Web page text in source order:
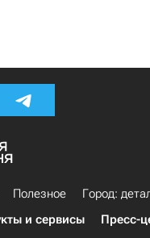
Полезное
Город:
и сервисы Пресс-